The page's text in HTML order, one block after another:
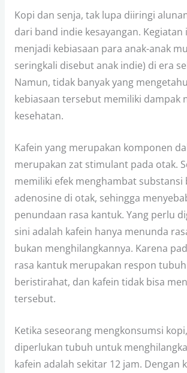
Kopi dan senja, tak lupa diiringi
dari band indie kesayangan. Kegiatan
menjadi kebiasaan para anak-anak
seringkali disebut anak indie) di era
Namun, tidak banyak yang
kebiasaan tersebut memiliki dampak
kesehatan.
Kafein yang merupakan komponen
merupakan zat stimulant pada otak.
memiliki efek menghambat substansi
adenosine di otak, sehingga
penundaan rasa kantuk. Yang perlu
sini adalah kafein hanya menunda
bukan menghilangkannya. Karena
rasa kantuk merupakan respon
beristirahat, dan kafein tidak bisa
tersebut.
Ketika seseorang mengkonsumsi
diperlukan tubuh untuk
kafein adalah sekitar 12 jam. Dengan